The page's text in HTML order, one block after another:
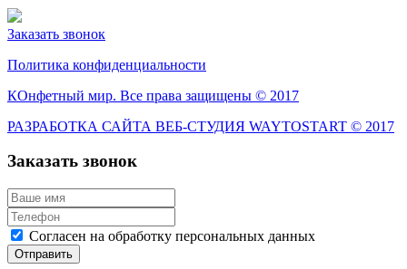
Заказать звонок
Политика конфиденциальности
КОнфетный мир. Все права защищены © 2017
РАЗРАБОТКА САЙТА ВЕБ-СТУДИЯ WAYTOSTART © 2017
Заказать звонок
Согласен на обработку персональных данных